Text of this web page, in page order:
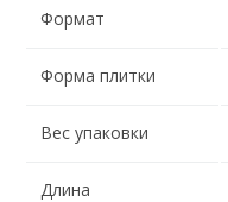
Формат
Форма плитки
Вес упаковки
Длина